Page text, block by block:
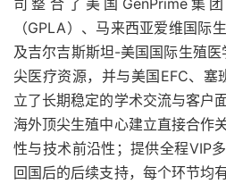
司整合了美国GenPrime集
（GPLA）、马来西亚爱维国际
及吉尔吉斯斯坦-美国国际生殖
尖医疗资源，并与美国EFC、塞
立了长期稳定的学术交流与客户
海外顶尖生殖中心建立直接合作
性与技术前沿性；提供全程VIP
回国后的后续支持，每个环节均